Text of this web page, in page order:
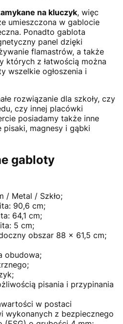
na kluczyk, więc
umieszczona w gablocie
Ponadto gablota
panel dzięki
flamastrów, a także
których z łatwością można
wszelkie ogłoszenia i
rozwiązanie dla szkoły, czy
czy innej placówki
posiadamy także inne
magnesy i gąbki
gabloty
/ Metal / Szkło;
90,6 cm;
64,1 cm;
5 cm;
obszar 88 x 61,5 cm;
obudowa;
pisania i przypinania
w postaci
wykonanych z bezpiecznego